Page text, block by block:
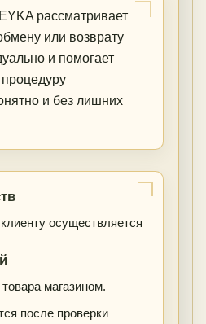
рассматривает
или возврату
и помогает
и без лишних
осуществляется
магазином.
после проверки